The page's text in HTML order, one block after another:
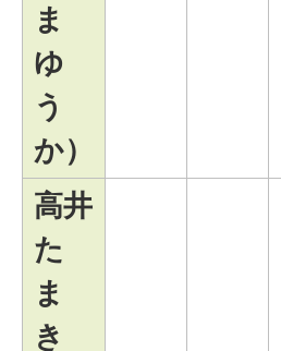
ま
ゆ
う
か）
高井
た
ま
き